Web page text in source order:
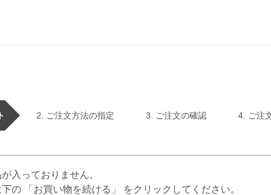
ご注文方法の指定 ご注文の確認 ご注
入っておりません。
の 「お買い物を続ける」 をクリックしてください。